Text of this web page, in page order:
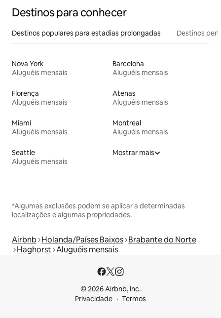
Destinos para conhecer
Destinos populares para estadias prolongadas Destinos
Nova York
Aluguéis mensais
Barcelona
Aluguéis mensais
Florença
Aluguéis mensais
Atenas
Aluguéis mensais
Miami
Aluguéis mensais
Montreal
Aluguéis mensais
Seattle
Aluguéis mensais
Mostrar mais
*Algumas exclusões podem se aplicar a determinadas
localizações e algumas propriedades.
Airbnb Holanda/Países Baixos Brabante do Norte
Haghorst Aluguéis mensais
© 2026 Airbnb, Inc.
Privacidade
Termos